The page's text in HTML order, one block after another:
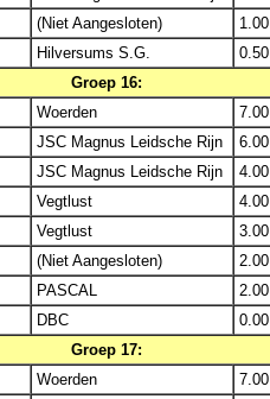
(Niet Aangesloten)
1.00
Hilversums S.G.
0.50
Groep 16:
Woerden
7.00
JSC Magnus Leidsche Rijn
6.00
JSC Magnus Leidsche Rijn
4.00
Vegtlust
4.00
Vegtlust
3.00
(Niet Aangesloten)
2.00
PASCAL
2.00
DBC
0.00
Groep 17:
Woerden
7.00